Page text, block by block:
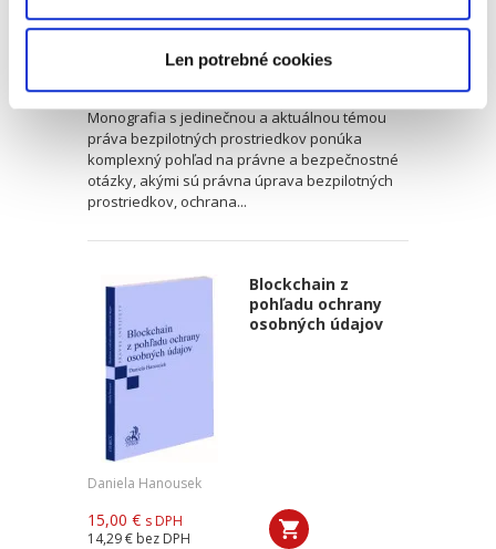
Len potrebné cookies
Mária Mamojková
s DPH
Monografia s jedinečnou a aktuálnou témou
práva bezpilotných prostriedkov ponúka
komplexný pohľad na právne a bezpečnostné
otázky, akými sú právna úprava bezpilotných
prostriedkov, ochrana...
Blockchain z
pohľadu ochrany
osobných údajov
Daniela Hanousek
15,00 € s DPH
14,29 € bez DPH